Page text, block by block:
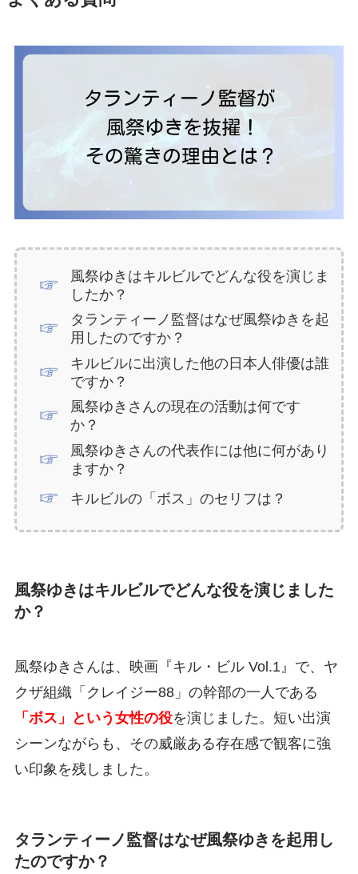
風祭ゆきはキルビルでどんな役を演じま
したか？
タランティーノ監督はなぜ風祭ゆきを起
用したのですか？
キルビルに出演した他の日本人俳優は誰
ですか？
風祭ゆきさんの現在の活動は何です
か？
風祭ゆきさんの代表作には他に何があり
ますか？
キルビルの「ボス」のセリフは？
風祭ゆきはキルビルでどんな役を演じました
か？
風祭ゆきさんは、映画『キル・ビル Vol.1』で、ヤ
クザ組織「クレイジー88」の幹部の一人である
「ボス」という女性の役を演じました。短い出演
シーンながらも、その威厳ある存在感で観客に強
い印象を残しました。
タランティーノ監督はなぜ風祭ゆきを起用し
たのですか？